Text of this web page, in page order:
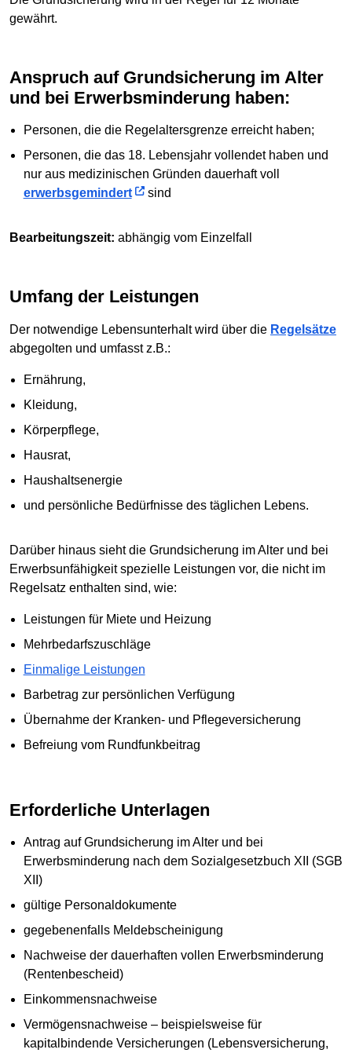
gewährt.
Anspruch auf Grundsicherung im Alter
und bei Erwerbsminderung haben:
Personen, die die Regelaltersgrenze erreicht haben;
Personen, die das 18. Lebensjahr vollendet haben und
nur aus medizinischen Gründen dauerhaft voll
erwerbsgemindert
sind
Bearbeitungszeit: abhängig vom Einzelfall
Umfang der Leistungen
Der notwendige Lebensunterhalt wird über die Regelsätze
abgegolten und umfasst z.B.:
Ernährung,
Kleidung,
Körperpflege,
Hausrat,
Haushaltsenergie
und persönliche Bedürfnisse des täglichen Lebens.
Darüber hinaus sieht die Grundsicherung im Alter und bei
Erwerbsunfähigkeit spezielle Leistungen vor, die nicht im
Regelsatz enthalten sind, wie:
Leistungen für Miete und Heizung
Mehrbedarfszuschläge
Einmalige Leistungen
Barbetrag zur persönlichen Verfügung
Übernahme der Kranken- und Pflegeversicherung
Befreiung vom Rundfunkbeitrag
Erforderliche Unterlagen
Antrag auf Grundsicherung im Alter und bei
Erwerbsminderung nach dem Sozialgesetzbuch XII (SGB
XII)
gültige Personaldokumente
gegebenenfalls Meldebscheinigung
Nachweise der dauerhaften vollen Erwerbsminderung
(Rentenbescheid)
Einkommensnachweise
Vermögensnachweise – beispielsweise für
kapitalbindende Versicherungen (Lebensversicherung,